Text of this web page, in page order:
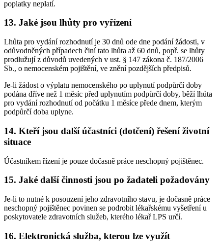
poplatky neplatí.
13. Jaké jsou lhůty pro vyřízení
Lhůta pro vydání rozhodnutí je 30 dnů ode dne podání žádosti, v
odůvodněných případech činí tato lhůta až 60 dnů, popř. se lhůty
prodlužují z důvodů uvedených v ust. § 147 zákona č. 187/2006
Sb., o nemocenském pojištění, ve znění pozdějších předpisů.
Je-li žádost o výplatu nemocenského po uplynutí podpůrčí doby
podána dříve než 1 měsíc před uplynutím podpůrčí doby, běží lhůta
pro vydání rozhodnutí od počátku 1 měsíce přede dnem, kterým
podpůrčí doba uplyne.
14. Kteří jsou další účastníci (dotčení) řešení životní
situace
Účastníkem řízení je pouze dočasně práce neschopný pojištěnec.
15. Jaké další činnosti jsou po žadateli požadovány
Je-li to nutné k posouzení jeho zdravotního stavu, je dočasně práce
neschopný pojištěnec povinen se podrobit lékařskému vyšetření u
poskytovatele zdravotních služeb, kterého lékař LPS určí.
16. Elektronická služba, kterou lze využít